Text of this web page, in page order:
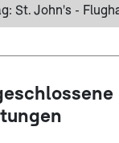
St. John's -